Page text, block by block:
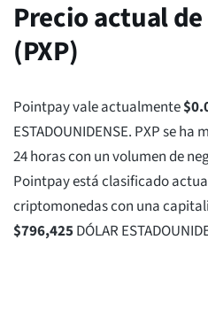
Precio actual
(PXP)
Pointpay vale actualmente$
ESTADOUNIDENSE. PXP se ha
24 horas con un volumen de
Pointpay está clasificado
criptomonedas con una
$796,425DÓLAR